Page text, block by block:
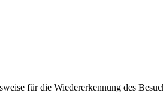
für die Wiedererkennung des